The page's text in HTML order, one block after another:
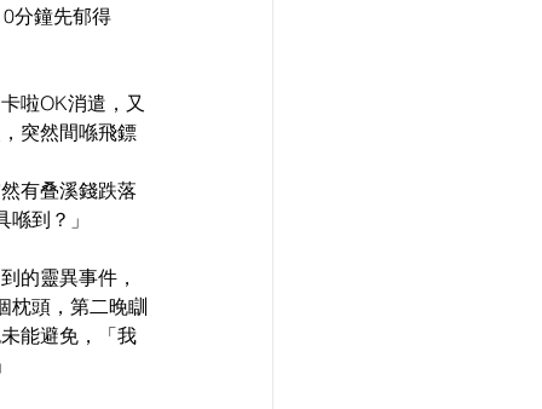
分鐘先郁得
啦OK消遣，又
突然間喺飛鏢
有叠溪錢跌落
到？」
的靈異事件，
枕頭，第二晚瞓
能避免，「我